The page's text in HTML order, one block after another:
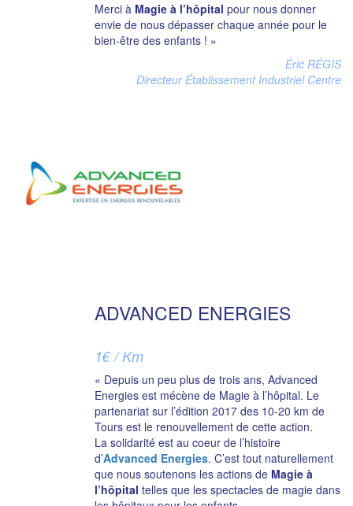
Merci à Magie à l’hôpital pour nous donner
envie de nous dépasser chaque année pour le
bien-être des enfants ! »
Éric RÉGIS
Directeur Établissement Industriel Centre
ADVANCED ENERGIES
1€ / Km
« Depuis un peu plus de trois ans, Advanced
Energies est mécène de Magie à l’hôpital. Le
partenariat sur l’édition 2017 des 10-20 km de
Tours est le renouvellement de cette action.
La solidarité est au coeur de l’histoire
d’Advanced Energies. C’est tout naturellement
que nous soutenons les actions de Magie à
l’hôpital telles que les spectacles de magie dans